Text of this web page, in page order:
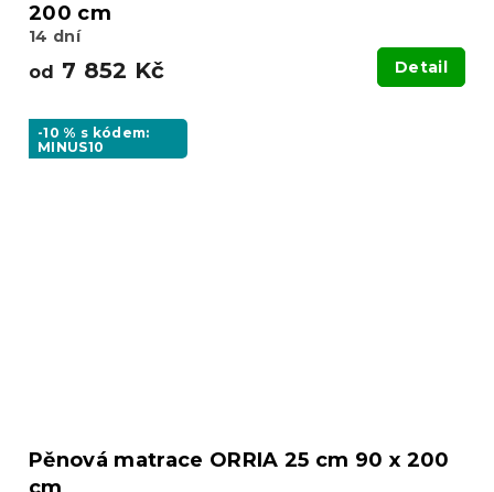
200 cm
14 dní
od 7 852 Kč Detail
-10 % s kódem:
MINUS10
Pěnová matrace ORRIA 25 cm 90 x 200